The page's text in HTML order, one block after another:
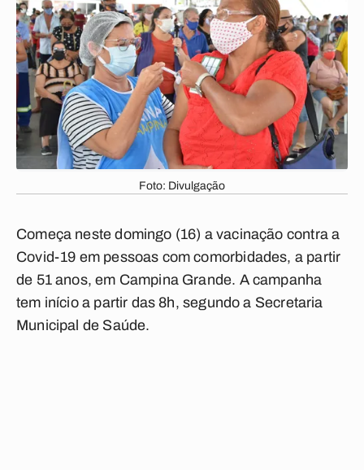
Foto: Divulgação
Começa neste domingo (16) a vacinação contra a
Covid-19 em pessoas com comorbidades, a partir
de 51 anos, em Campina Grande. A campanha
tem início a partir das 8h, segundo a Secretaria
Municipal de Saúde.